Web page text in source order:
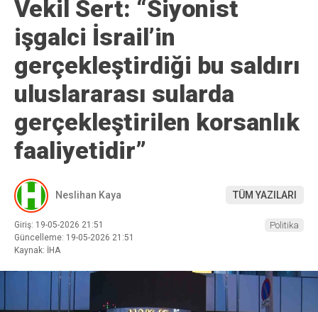
Vekil Sert: “Siyonist
işgalci İsrail’in
gerçekleştirdiği bu saldırı
uluslararası sularda
gerçekleştirilen korsanlık
faaliyetidir”
Neslihan Kaya TÜM YAZILARI
Giriş: 19-05-2026 21:51
Güncelleme: 19-05-2026 21:51
Kaynak: İHA
Politika